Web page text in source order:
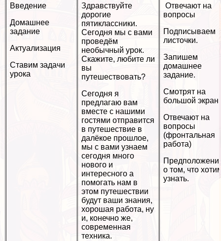
Введение
Домашнее
задание
Актуализация
Ставим задачи
урока
Здравствуйте
дорогие
пятиклассники.
Сегодня мы с вами
проведём
необычный урок.
Скажите, любите ли
вы
путешествовать?
Сегодня я
предлагаю вам
вместе с нашими
гостями отправится
в путешествие в
далёкое прошлое,
мы с вами узнаем
сегодня много
нового и
интересного а
помогать нам в
этом путешествии
будут ваши знания,
хорошая работа, ну
и, конечно же,
современная
техника.
Отвечают на
вопросы
Подписываем
листочки.
Запишем
домашнее
задание.
Смотрят на
большой экран
Отвечают на
вопросы
(фронтальная
работа)
о том, что
узнать.